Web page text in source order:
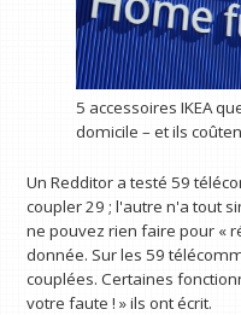
5 accessoires IKEA
domicile – et ils
Un Redditor a testé 59
coupler 29 ; l'autre n'a tout
ne pouvez rien faire pour «
donnée. Sur les 59
couplées. Certaines
votre faute ! » ils ont écrit.